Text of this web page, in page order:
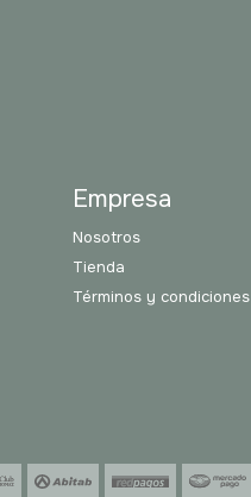
Empresa
Nosotros
Tienda
Términos y condiciones